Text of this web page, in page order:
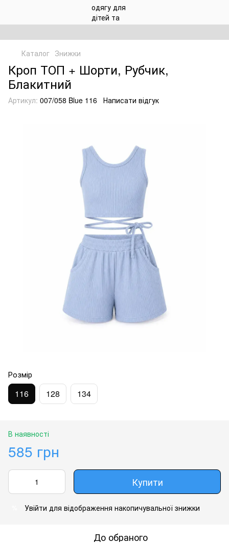
Каталог Знижки
Кроп ТОП + Шорти, Рубчик,
Блакитний
Артикул: 007/058 Blue 116 Написати відгук
Розмір
116 128 134
В наявності
585 грн
Купити
Увійти для відображення накопичувальної знижки
До обраного